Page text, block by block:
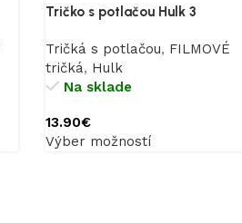
Tričko s potlačou Hulk 3
Tričká s potlačou, FILMOVÉ
tričká, Hulk
Na sklade
13.90€
Výber možností